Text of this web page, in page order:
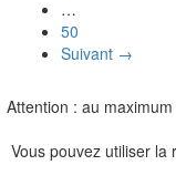
…
50
Suivant →
Attention : au
Vous pouvez utiliser la